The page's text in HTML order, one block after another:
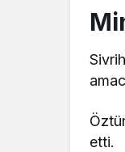
etti.